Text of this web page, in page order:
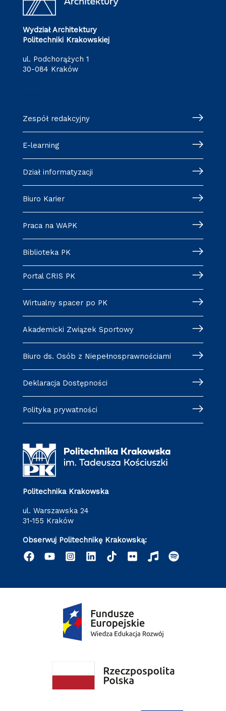
Wydział Architektury
Politechniki Krakowskiej
ul. Podchorążych 1
30-084 Kraków
Zespół redakcyjny
E-learning
Dział informatyzacji
Biuro Karier
Praca na WAPK
Biblioteka PK
Portal CRIS PK
Wirtualny spacer po PK
Akademicki Związek Sportowy
Biuro ds. Osób z Niepełnosprawnościami
Deklaracja Dostępności
Polityka prywatności
Politechnika Krakowska
ul. Warszawska 24
31-155 Kraków
Obserwuj Politechnikę Krakowską: